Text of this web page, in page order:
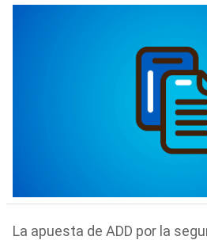
La apuesta de ADD por la